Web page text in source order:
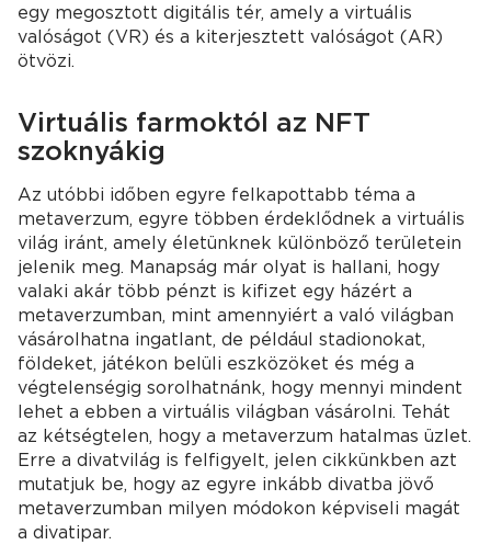
egy megosztott digitális tér, amely a virtuális
valóságot (VR) és a kiterjesztett valóságot (AR)
ötvözi.
Virtuális farmoktól az NFT
szoknyákig
Az utóbbi időben egyre felkapottabb téma a
metaverzum, egyre többen érdeklődnek a virtuális
világ iránt, amely életünknek különböző területein
jelenik meg. Manapság már olyat is hallani, hogy
valaki akár több pénzt is kifizet egy házért a
metaverzumban, mint amennyiért a való világban
vásárolhatna ingatlant, de például stadionokat,
földeket, játékon belüli eszközöket és még a
végtelenségig sorolhatnánk, hogy mennyi mindent
lehet a ebben a virtuális világban vásárolni. Tehát
az kétségtelen, hogy a metaverzum hatalmas üzlet.
Erre a divatvilág is felfigyelt, jelen cikkünkben azt
mutatjuk be, hogy az egyre inkább divatba jövő
metaverzumban milyen módokon képviseli magát
a divatipar.